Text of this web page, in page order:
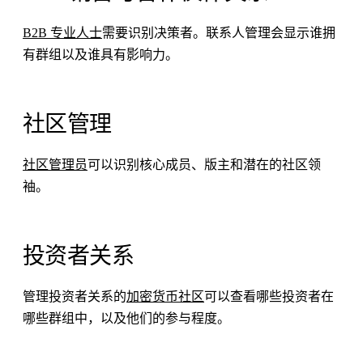
B2B 专业人士需要识别决策者。联系人管理会显示谁拥
有群组以及谁具有影响力。
社区管理
社区管理员可以识别核心成员、版主和潜在的社区领
袖。
投资者关系
管理投资者关系的加密货币社区可以查看哪些投资者在
哪些群组中，以及他们的参与程度。